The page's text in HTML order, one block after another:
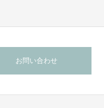
お問い合わせ